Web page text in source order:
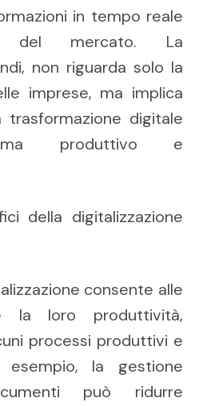
in tempo reale
del mercato. La
non riguarda solo la
imprese, ma implica
digitale
produttivo e
della digitalizzazione
consente alle
la loro produttività,
processi produttivi e
esempio, la gestione
può ridurre